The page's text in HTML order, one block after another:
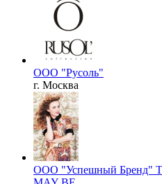
ООО "Русоль"
г. Москва
ООО "Успешный Бренд"